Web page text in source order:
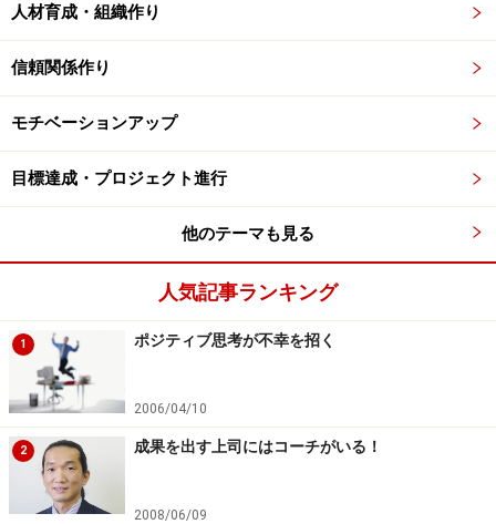
人材育成・組織作り
信頼関係作り
モチベーションアップ
目標達成・プロジェクト進行
他のテーマも見る
人気記事ランキング
1 ポジティブ思考が不幸を招く
2006/04/10
2 成果を出す上司にはコーチがいる！
2008/06/09